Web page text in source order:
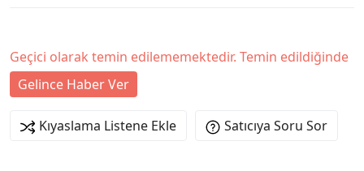
Geçici olarak temin edilememektedir. Temin edildiğinde
Gelince Haber Ver
Kıyaslama Listene Ekle Satıcıya Soru Sor